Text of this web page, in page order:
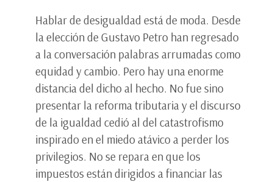
Hablar de desigualdad está de moda. Desde
la elección de Gustavo Petro han regresado
a la conversación palabras arrumadas como
equidad y cambio. Pero hay una enorme
distancia del dicho al hecho. No fue sino
presentar la reforma tributaria y el discurso
de la igualdad cedió al del catastrofismo
inspirado en el miedo atávico a perder los
privilegios. No se repara en que los
impuestos están dirigidos a financiar las